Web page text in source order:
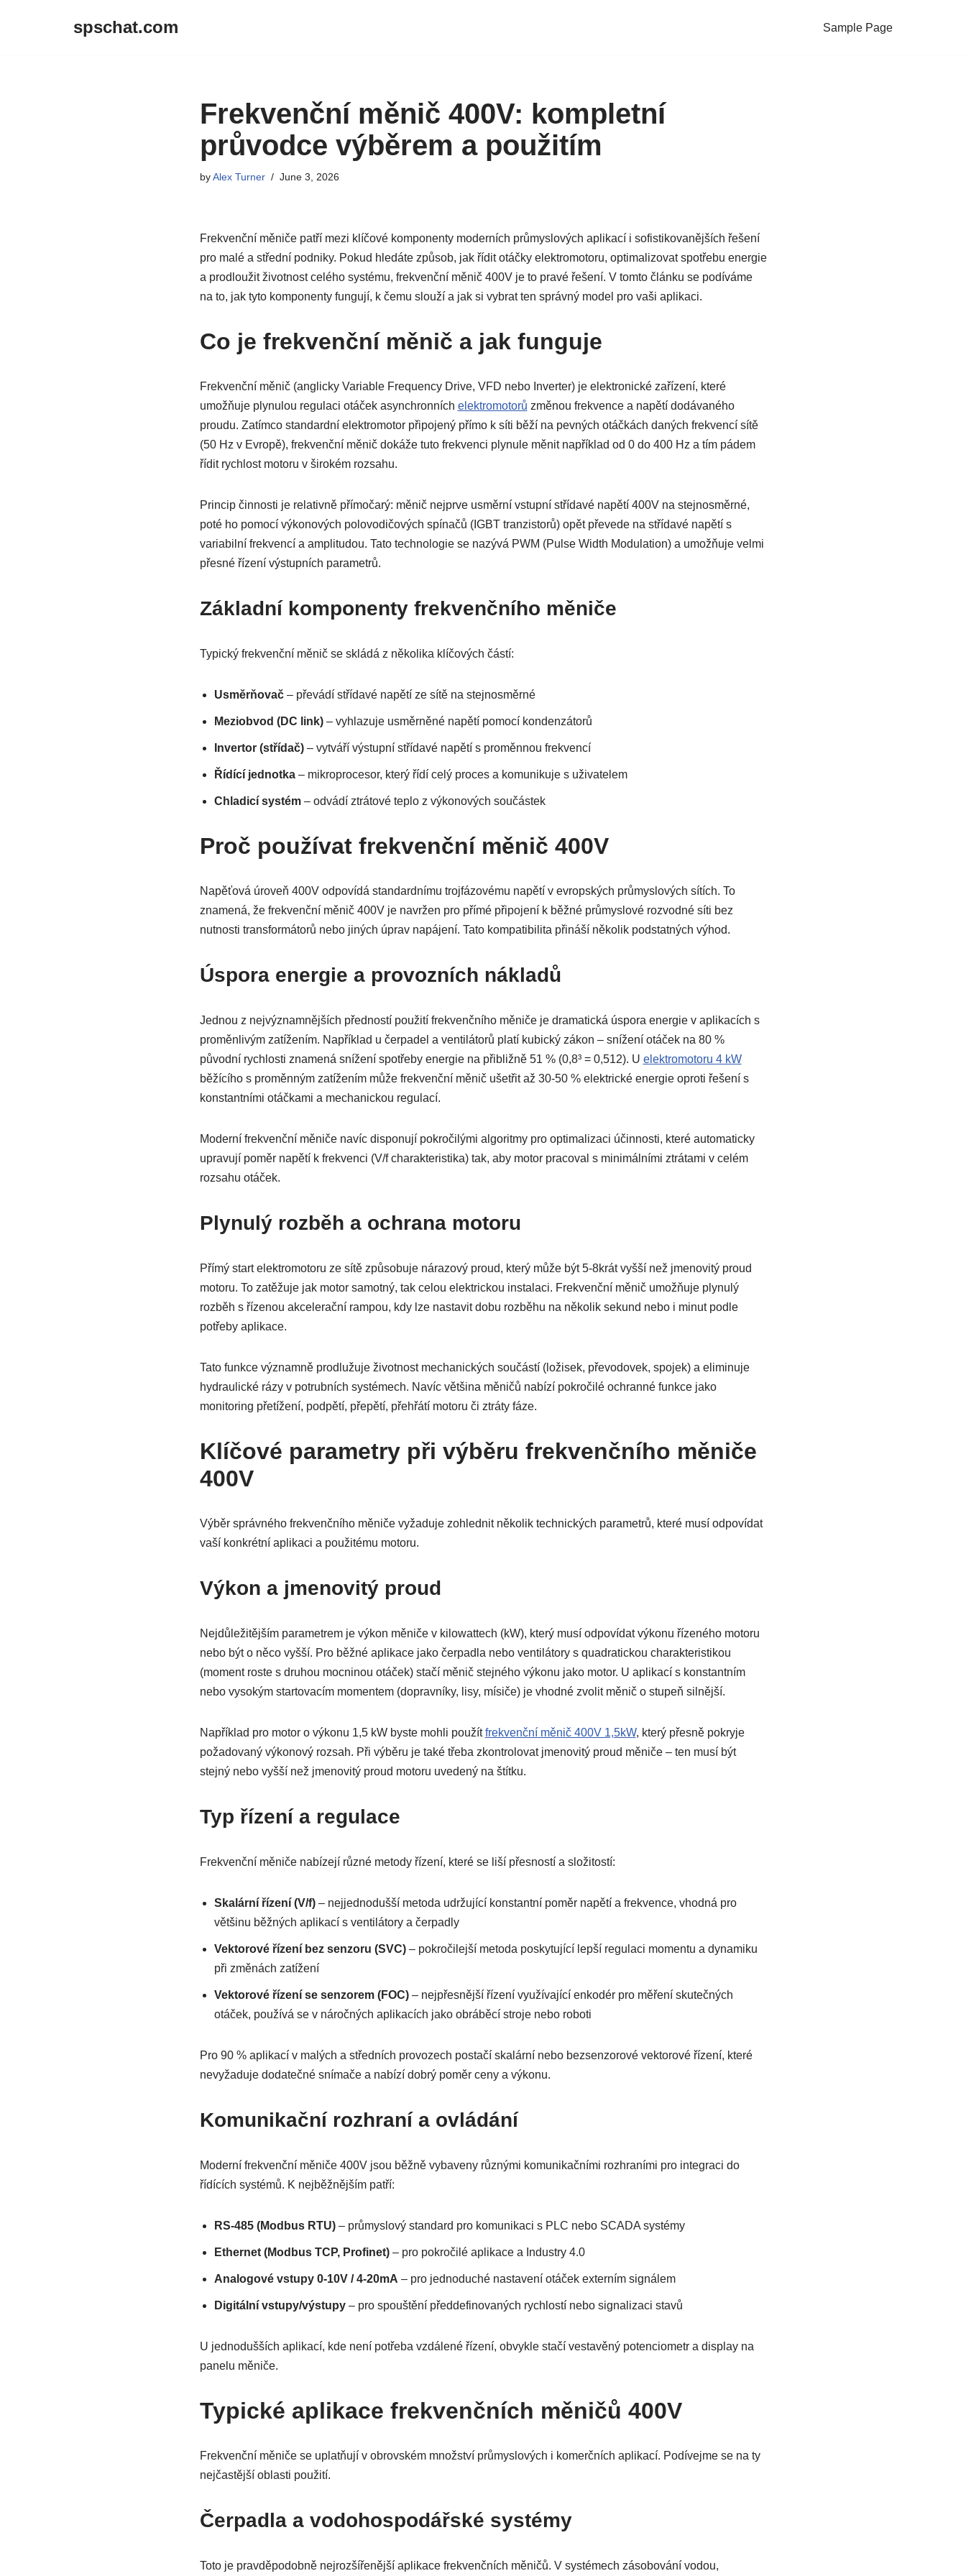
spschat.com Sample Page
Frekvenční měnič 400V: kompletní
průvodce výběrem a použitím
byAlex Turner June 3, 2026
Frekvenční měniče patří mezi klíčové komponenty moderních průmyslových aplikací i sofistikovanějších řešení
pro malé a střední podniky. Pokud hledáte způsob, jak řídit otáčky elektromotoru, optimalizovat spotřebu energie
a prodloužit životnost celého systému, frekvenční měnič 400V je to pravé řešení. V tomto článku se podíváme
na to, jak tyto komponenty fungují, k čemu slouží a jak si vybrat ten správný model pro vaši aplikaci.
Co je frekvenční měnič a jak funguje
Frekvenční měnič (anglicky Variable Frequency Drive, VFD nebo Inverter) je elektronické zařízení, které
umožňuje plynulou regulaci otáček asynchronních elektromotorů změnou frekvence a napětí dodávaného
proudu. Zatímco standardní elektromotor připojený přímo k síti běží na pevných otáčkách daných frekvencí sítě
(50 Hz v Evropě), frekvenční měnič dokáže tuto frekvenci plynule měnit například od 0 do 400 Hz a tím pádem
řídit rychlost motoru v širokém rozsahu.
Princip činnosti je relativně přímočarý: měnič nejprve usměrní vstupní střídavé napětí 400V na stejnosměrné,
poté ho pomocí výkonových polovodičových spínačů (IGBT tranzistorů) opět převede na střídavé napětí s
variabilní frekvencí a amplitudou. Tato technologie se nazývá PWM (Pulse Width Modulation) a umožňuje velmi
přesné řízení výstupních parametrů.
Základní komponenty frekvenčního měniče
Typický frekvenční měnič se skládá z několika klíčových částí:
Usměrňovač– převádí střídavé napětí ze sítě na stejnosměrné
Meziobvod (DC link)– vyhlazuje usměrněné napětí pomocí kondenzátorů
Invertor (střídač)– vytváří výstupní střídavé napětí s proměnnou frekvencí
Řídící jednotka– mikroprocesor, který řídí celý proces a komunikuje s uživatelem
Chladicí systém– odvádí ztrátové teplo z výkonových součástek
Proč používat frekvenční měnič 400V
Napěťová úroveň 400V odpovídá standardnímu trojfázovému napětí v evropských průmyslových sítích. To
znamená, že frekvenční měnič 400V je navržen pro přímé připojení k běžné průmyslové rozvodné síti bez
nutnosti transformátorů nebo jiných úprav napájení. Tato kompatibilita přináší několik podstatných výhod.
Úspora energie a provozních nákladů
Jednou z nejvýznamnějších předností použití frekvenčního měniče je dramatická úspora energie v aplikacích s
proměnlivým zatížením. Například u čerpadel a ventilátorů platí kubický zákon – snížení otáček na 80 %
původní rychlosti znamená snížení spotřeby energie na přibližně 51 % (0,8³ = 0,512). U elektromotoru 4 kW
běžícího s proměnným zatížením může frekvenční měnič ušetřit až 30-50 % elektrické energie oproti řešení s
konstantními otáčkami a mechanickou regulací.
Moderní frekvenční měniče navíc disponují pokročilými algoritmy pro optimalizaci účinnosti, které automaticky
upravují poměr napětí k frekvenci (V/f charakteristika) tak, aby motor pracoval s minimálními ztrátami v celém
rozsahu otáček.
Plynulý rozběh a ochrana motoru
Přímý start elektromotoru ze sítě způsobuje nárazový proud, který může být 5-8krát vyšší než jmenovitý proud
motoru. To zatěžuje jak motor samotný, tak celou elektrickou instalaci. Frekvenční měnič umožňuje plynulý
rozběh s řízenou akcelerační rampou, kdy lze nastavit dobu rozběhu na několik sekund nebo i minut podle
potřeby aplikace.
Tato funkce významně prodlužuje životnost mechanických součástí (ložisek, převodovek, spojek) a eliminuje
hydraulické rázy v potrubních systémech. Navíc většina měničů nabízí pokročilé ochranné funkce jako
monitoring přetížení, podpětí, přepětí, přehřátí motoru či ztráty fáze.
Klíčové parametry při výběru frekvenčního měniče
400V
Výběr správného frekvenčního měniče vyžaduje zohlednit několik technických parametrů, které musí odpovídat
vaší konkrétní aplikaci a použitému motoru.
Výkon a jmenovitý proud
Nejdůležitějším parametrem je výkon měniče v kilowattech (kW), který musí odpovídat výkonu řízeného motoru
nebo být o něco vyšší. Pro běžné aplikace jako čerpadla nebo ventilátory s quadratickou charakteristikou
(moment roste s druhou mocninou otáček) stačí měnič stejného výkonu jako motor. U aplikací s konstantním
nebo vysokým startovacím momentem (dopravníky, lisy, mísiče) je vhodné zvolit měnič o stupeň silnější.
Například pro motor o výkonu 1,5 kW byste mohli použítfrekvenční měnič 400V 1,5kW, který přesně pokryje
požadovaný výkonový rozsah. Při výběru je také třeba zkontrolovat jmenovitý proud měniče – ten musí být
stejný nebo vyšší než jmenovitý proud motoru uvedený na štítku.
Typ řízení a regulace
Frekvenční měniče nabízejí různé metody řízení, které se liší přesností a složitostí:
Skalární řízení (V/f)– nejjednodušší metoda udržující konstantní poměr napětí a frekvence, vhodná pro
většinu běžných aplikací s ventilátory a čerpadly
Vektorové řízení bez senzoru (SVC)– pokročilejší metoda poskytující lepší regulaci momentu a dynamiku
při změnách zatížení
Vektorové řízení se senzorem (FOC)– nejpřesnější řízení využívající enkodér pro měření skutečných
otáček, používá se v náročných aplikacích jako obráběcí stroje nebo roboti
Pro 90 % aplikací v malých a středních provozech postačí skalární nebo bezsenzorové vektorové řízení, které
nevyžaduje dodatečné snímače a nabízí dobrý poměr ceny a výkonu.
Komunikační rozhraní a ovládání
Moderní frekvenční měniče 400V jsou běžně vybaveny různými komunikačními rozhraními pro integraci do
řídících systémů. K nejběžnějším patří:
RS-485 (Modbus RTU)– průmyslový standard pro komunikaci s PLC nebo SCADA systémy
Ethernet (Modbus TCP, Profinet)– pro pokročilé aplikace a Industry 4.0
Analogové vstupy 0-10V / 4-20mA – pro jednoduché nastavení otáček externím signálem
Digitální vstupy/výstupy– pro spouštění předdefinovaných rychlostí nebo signalizaci stavů
U jednodušších aplikací, kde není potřeba vzdálené řízení, obvykle stačí vestavěný potenciometr a display na
panelu měniče.
Typické aplikace frekvenčních měničů 400V
Frekvenční měniče se uplatňují v obrovském množství průmyslových i komerčních aplikací. Podívejme se na ty
nejčastější oblasti použití.
Čerpadla a vodohospodářské systémy
Toto je pravděpodobně nejrozšířenější aplikace frekvenčních měničů. V systémech zásobování vodou,